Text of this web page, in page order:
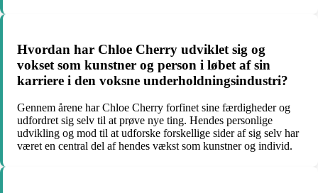
Hvordan har Chloe Cherry udviklet sig og
vokset som kunstner og person i løbet af sin
karriere i den voksne underholdningsindustri?
Gennem årene har Chloe Cherry forfinet sine færdigheder og
udfordret sig selv til at prøve nye ting. Hendes personlige
udvikling og mod til at udforske forskellige sider af sig selv har
været en central del af hendes vækst som kunstner og individ.